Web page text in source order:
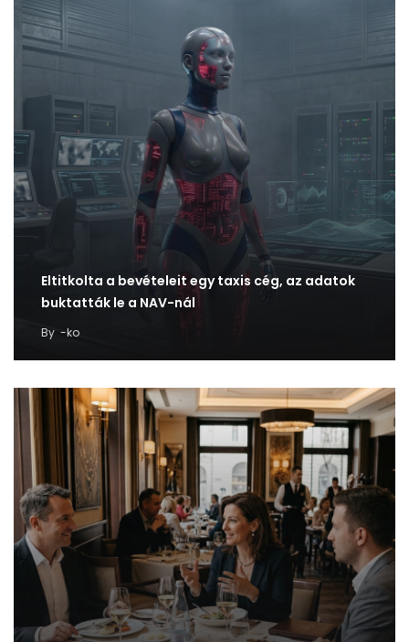
Eltitkolta a bevételeit egy taxis cég, az adatok
buktatták le a NAV-nál
By -ko